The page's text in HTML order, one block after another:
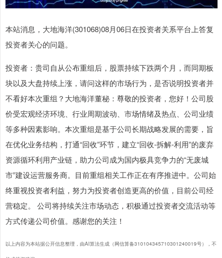
本站消息，大地海洋(301068)08月06日在投资者关系平台上答复
投资者关心的问题。
投资者：贵司自从公布重组后，股票持续下跌两个月，而同期板
块以及大盘持续上涨，请问这样的市场行为，是否说明投资者并
不看好本次重组？大地海洋董秘：尊敬的投资者，您好！公司股
价受宏观经济环境、行业周期波动、市场情绪及热点、公司业绩
等多种因素影响。本次重组是基于公司长期战略发展的需要，旨
在优化业务结构，打通“回收”环节，建立“回收-拆解-利用”的废弃
资源循环利用产业链，助力公司成为国内极具竞争力的“无废城
市”建设运营服务商。目前重组相关工作正在有序推进中。公司始
终重视投资者利益，努力为投资者创造更高的价值，目前公司经
营稳定。 公司将持续关注市场动态，积极通过投资者交流活动等
方式传递公司价值。感谢您的关注！
以上内容为本站据公开信息整理，由AI算法生成（网信算备310104345710301240019号），不